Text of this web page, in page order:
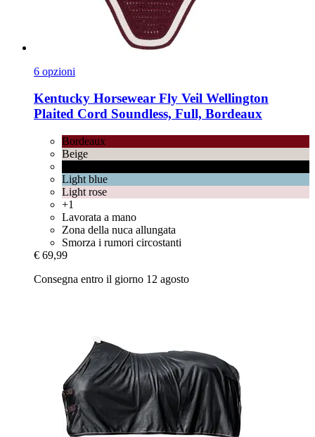
6 opzioni
Kentucky Horsewear Fly Veil Wellington
Plaited Cord Soundless, Full, Bordeaux
Bordeaux
Beige
Light blue
Light rose
+1
Lavorata a mano
Zona della nuca allungata
Smorza i rumori circostanti
€ 69,99
Consegna entro il giorno 12 agosto